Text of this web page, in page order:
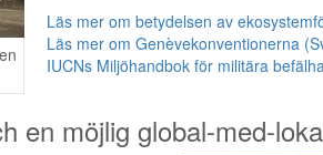
Läs mer om betydelsen av
Läs mer om Genèvekonventionerna
IUCNs Miljöhandbok för militära
en möjlig global-med-